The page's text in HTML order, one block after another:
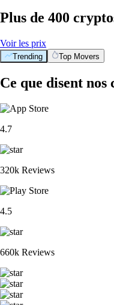
Plus de 400
Voir les prix
Trending Top Movers
Ce que disent nos
4.7
320k Reviews
4.5
660k Reviews